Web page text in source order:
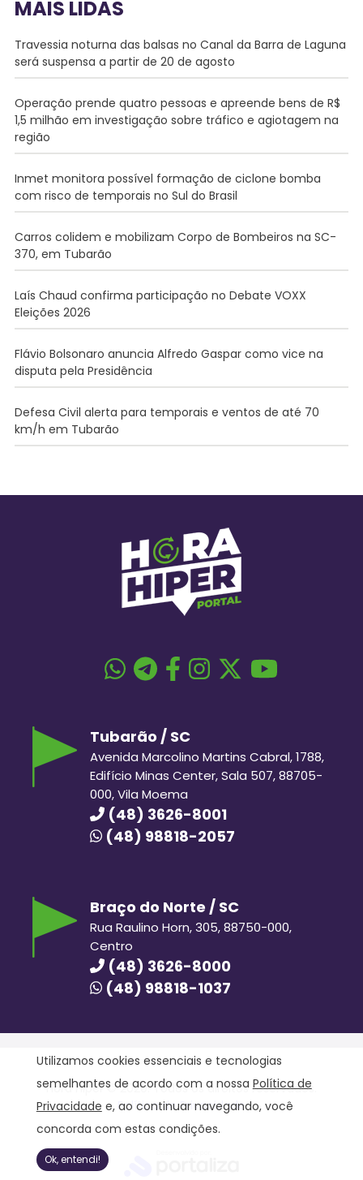
MAIS LIDAS
Travessia noturna das balsas no Canal da Barra de Laguna
será suspensa a partir de 20 de agosto
Operação prende quatro pessoas e apreende bens de R$
1,5 milhão em investigação sobre tráfico e agiotagem na
região
Inmet monitora possível formação de ciclone bomba
com risco de temporais no Sul do Brasil
Carros colidem e mobilizam Corpo de Bombeiros na SC-
370, em Tubarão
Laís Chaud confirma participação no Debate VOXX
Eleições 2026
Flávio Bolsonaro anuncia Alfredo Gaspar como vice na
disputa pela Presidência
Defesa Civil alerta para temporais e ventos de até 70
km/h em Tubarão
Tubarão / SC
Avenida Marcolino Martins Cabral, 1788,
Edifício Minas Center, Sala 507, 88705-
000, Vila Moema
(48) 3626-8001
(48) 98818-2057
Braço do Norte / SC
Rua Raulino Horn, 305, 88750-000,
Centro
(48) 3626-8000
(48) 98818-1037
Hora Hiper © 2020. Todos os direitos reservados.
Política de Privacidade
Utilizamos cookies essenciais e tecnologias
semelhantes de acordo com a nossa Política de
Privacidade e, ao continuar navegando, você
concorda com estas condições.
Ok, entendi!